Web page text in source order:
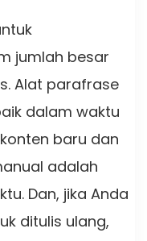
jumlah besar
Alat parafrase
dalam waktu
baru dan
adalah
Dan, jika Anda
ditulis ulang,